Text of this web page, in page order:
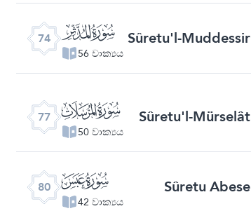
74 ﯷ
56 වාක්‍යය
Sûretu'l-Muddessir
77 ﯺ
50 වාක්‍යය
Sûretu'l-Mürselât
80 ﯽ
42 වාක්‍යය
Sûretu Abese